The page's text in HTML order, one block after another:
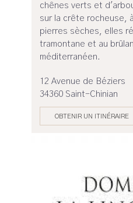
chênes verts et
sur la crête rocheuse,
pierres sèches, elles
tramontane et au
méditerranéen.
12 Avenue de Béziers
34360 Saint-Chinian
OBTENIR UN ITINÉRAIRE